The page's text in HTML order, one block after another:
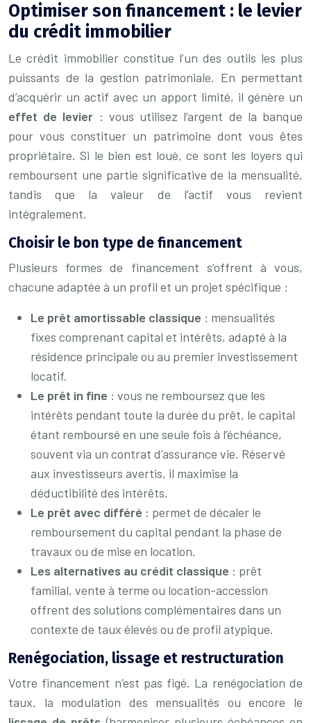
Optimiser son financement : le levier
du crédit immobilier
Le crédit immobilier constitue l’un des outils les plus
puissants de la gestion patrimoniale. En permettant
d’acquérir un actif avec un apport limité, il génère un
effet de levier : vous utilisez l’argent de la banque
pour vous constituer un patrimoine dont vous êtes
propriétaire. Si le bien est loué, ce sont les loyers qui
remboursent une partie significative de la mensualité,
tandis que la valeur de l’actif vous revient
intégralement.
Choisir le bon type de financement
Plusieurs formes de financement s’offrent à vous,
chacune adaptée à un profil et un projet spécifique :
Le prêt amortissable classique : mensualités
fixes comprenant capital et intérêts, adapté à la
résidence principale ou au premier investissement
locatif.
Le prêt in fine : vous ne remboursez que les
intérêts pendant toute la durée du prêt, le capital
étant remboursé en une seule fois à l’échéance,
souvent via un contrat d’assurance vie. Réservé
aux investisseurs avertis, il maximise la
déductibilité des intérêts.
Le prêt avec différé : permet de décaler le
remboursement du capital pendant la phase de
travaux ou de mise en location.
Les alternatives au crédit classique : prêt
familial, vente à terme ou location-accession
offrent des solutions complémentaires dans un
contexte de taux élevés ou de profil atypique.
Renégociation, lissage et restructuration
Votre financement n’est pas figé. La renégociation de
taux, la modulation des mensualités ou encore le